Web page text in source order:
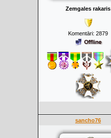
Zemgales rakaris
Komentāri: 2879
sancho76